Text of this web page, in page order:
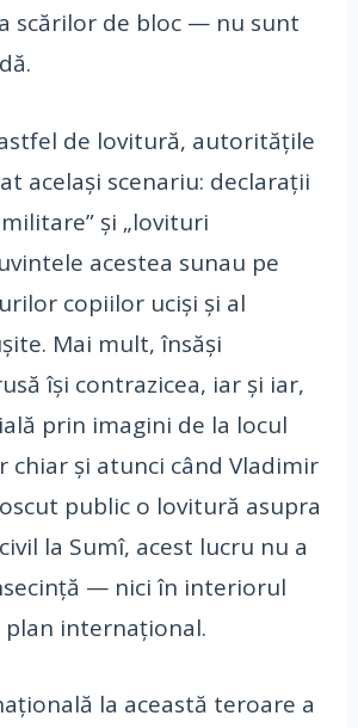
scărilor de bloc — nu sunt
de lovitură, autoritățile
același scenariu: declarații
și „lovituri
acestea sunau pe
copiilor uciși și al
Mai mult, însăși
își contrazicea, iar și iar,
prin imagini de la locul
chiar și atunci când Vladimir
public o lovitură asupra
la Sumî, acest lucru nu a
— nici în interiorul
plan internațional.
la această teroare a